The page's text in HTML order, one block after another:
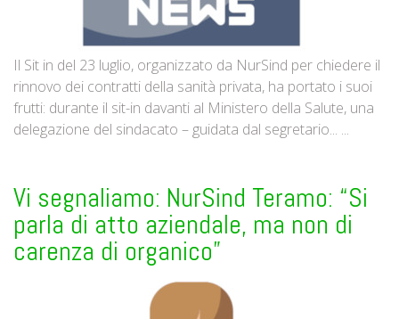
Il Sit in del 23 luglio, organizzato da NurSind per chiedere il
rinnovo dei contratti della sanità privata, ha portato i suoi
frutti: durante il sit-in davanti al Ministero della Salute, una
delegazione del sindacato – guidata dal segretario... ...
Vi segnaliamo: NurSind Teramo: “Si
parla di atto aziendale, ma non di
carenza di organico”